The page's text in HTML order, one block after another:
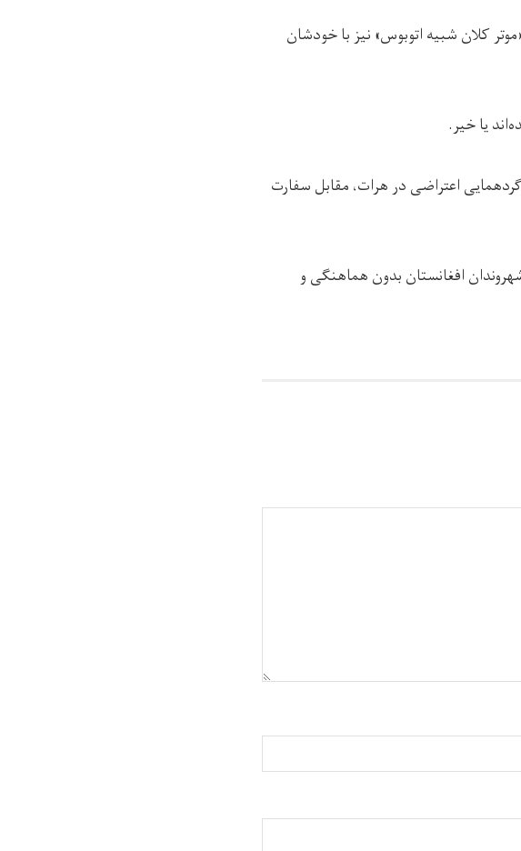
کلان شبیه اتوبوس» نیز با خودشان
یا خیر.
اعتراضی در هرات، مقابل سفارت
افغانستان بدون هماهنگی و